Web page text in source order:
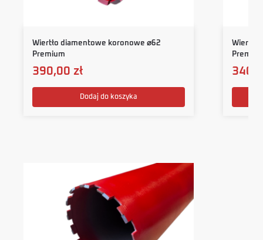
Wiertło diamentowe koronowe ⌀62
Premium
390,00 zł
Dodaj do koszyka
Wiertło